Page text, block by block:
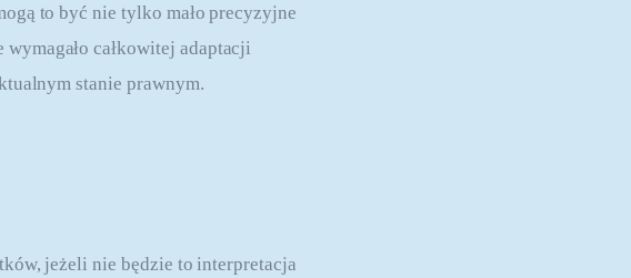
to być nie tylko mało precyzyjne
całkowitej adaptacji
stanie prawnym.
jeżeli nie będzie to interpretacja